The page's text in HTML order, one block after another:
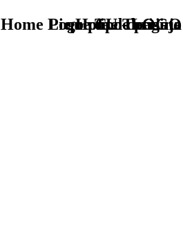
TU - LOGO
que tipo de viaje
Home Logo pie de página
Pie Home Turismo